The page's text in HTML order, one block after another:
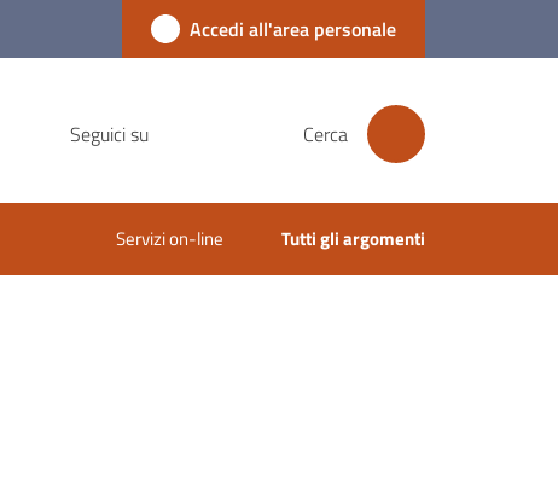
Accedi all'area personale
Seguici su Cerca
Servizi on-line Tutti gli argomenti